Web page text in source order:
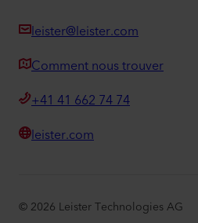
leister@leister.com
Comment nous trouver
+41 41 662 74 74
leister.com
© 2026 Leister Technologies AG